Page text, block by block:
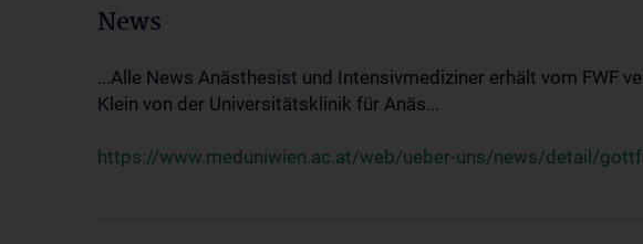
News
...Alle News Anästhesist und Intensivmediziner erhält vom FWF
Klein von der Universitätsklinik für Anäs...
https://www.meduniwien.ac.at/web/ueber-uns/news/detail/